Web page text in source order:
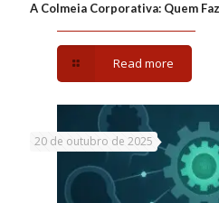
A Colmeia Corporativa: Quem
Read more
20 de outubro de 2025